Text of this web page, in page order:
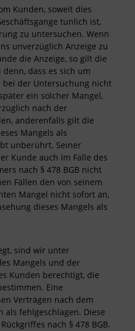
Kunden, soweit dies
tunlich ist,
zu untersuchen. Wenn
unverzüglich Anzeige zu
die Anzeige, so gilt die
dass es sich um
der Untersuchung nicht
ein solcher Mangel,
nach der
anderenfalls gilt die
Mangels als
unberührt. Seiner
Kunde auch im Falle des
nach § 478 BGB nicht
Fällen den von seinem
Mangel nicht sofort an,
dieses Mangels als
sind wir unter
Mangels und der
Kunden berechtigt, die
Eine
Verträgen nach dem
als fehlgeschlagen. Diese
nach § 478 BGB.